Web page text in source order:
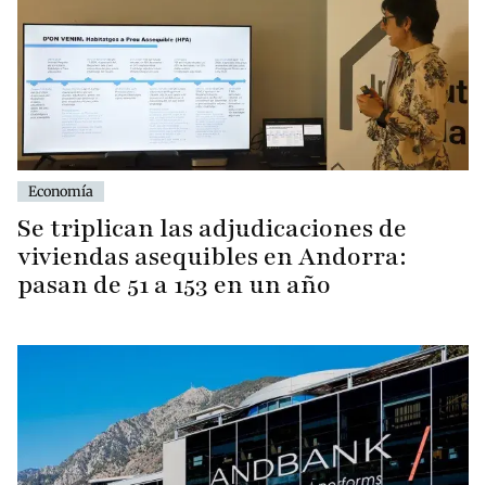
Economía
Se triplican las adjudicaciones de
viviendas asequibles en Andorra:
pasan de 51 a 153 en un año